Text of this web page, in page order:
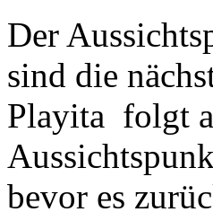
Der
sind die
Playita folgt
bevor es